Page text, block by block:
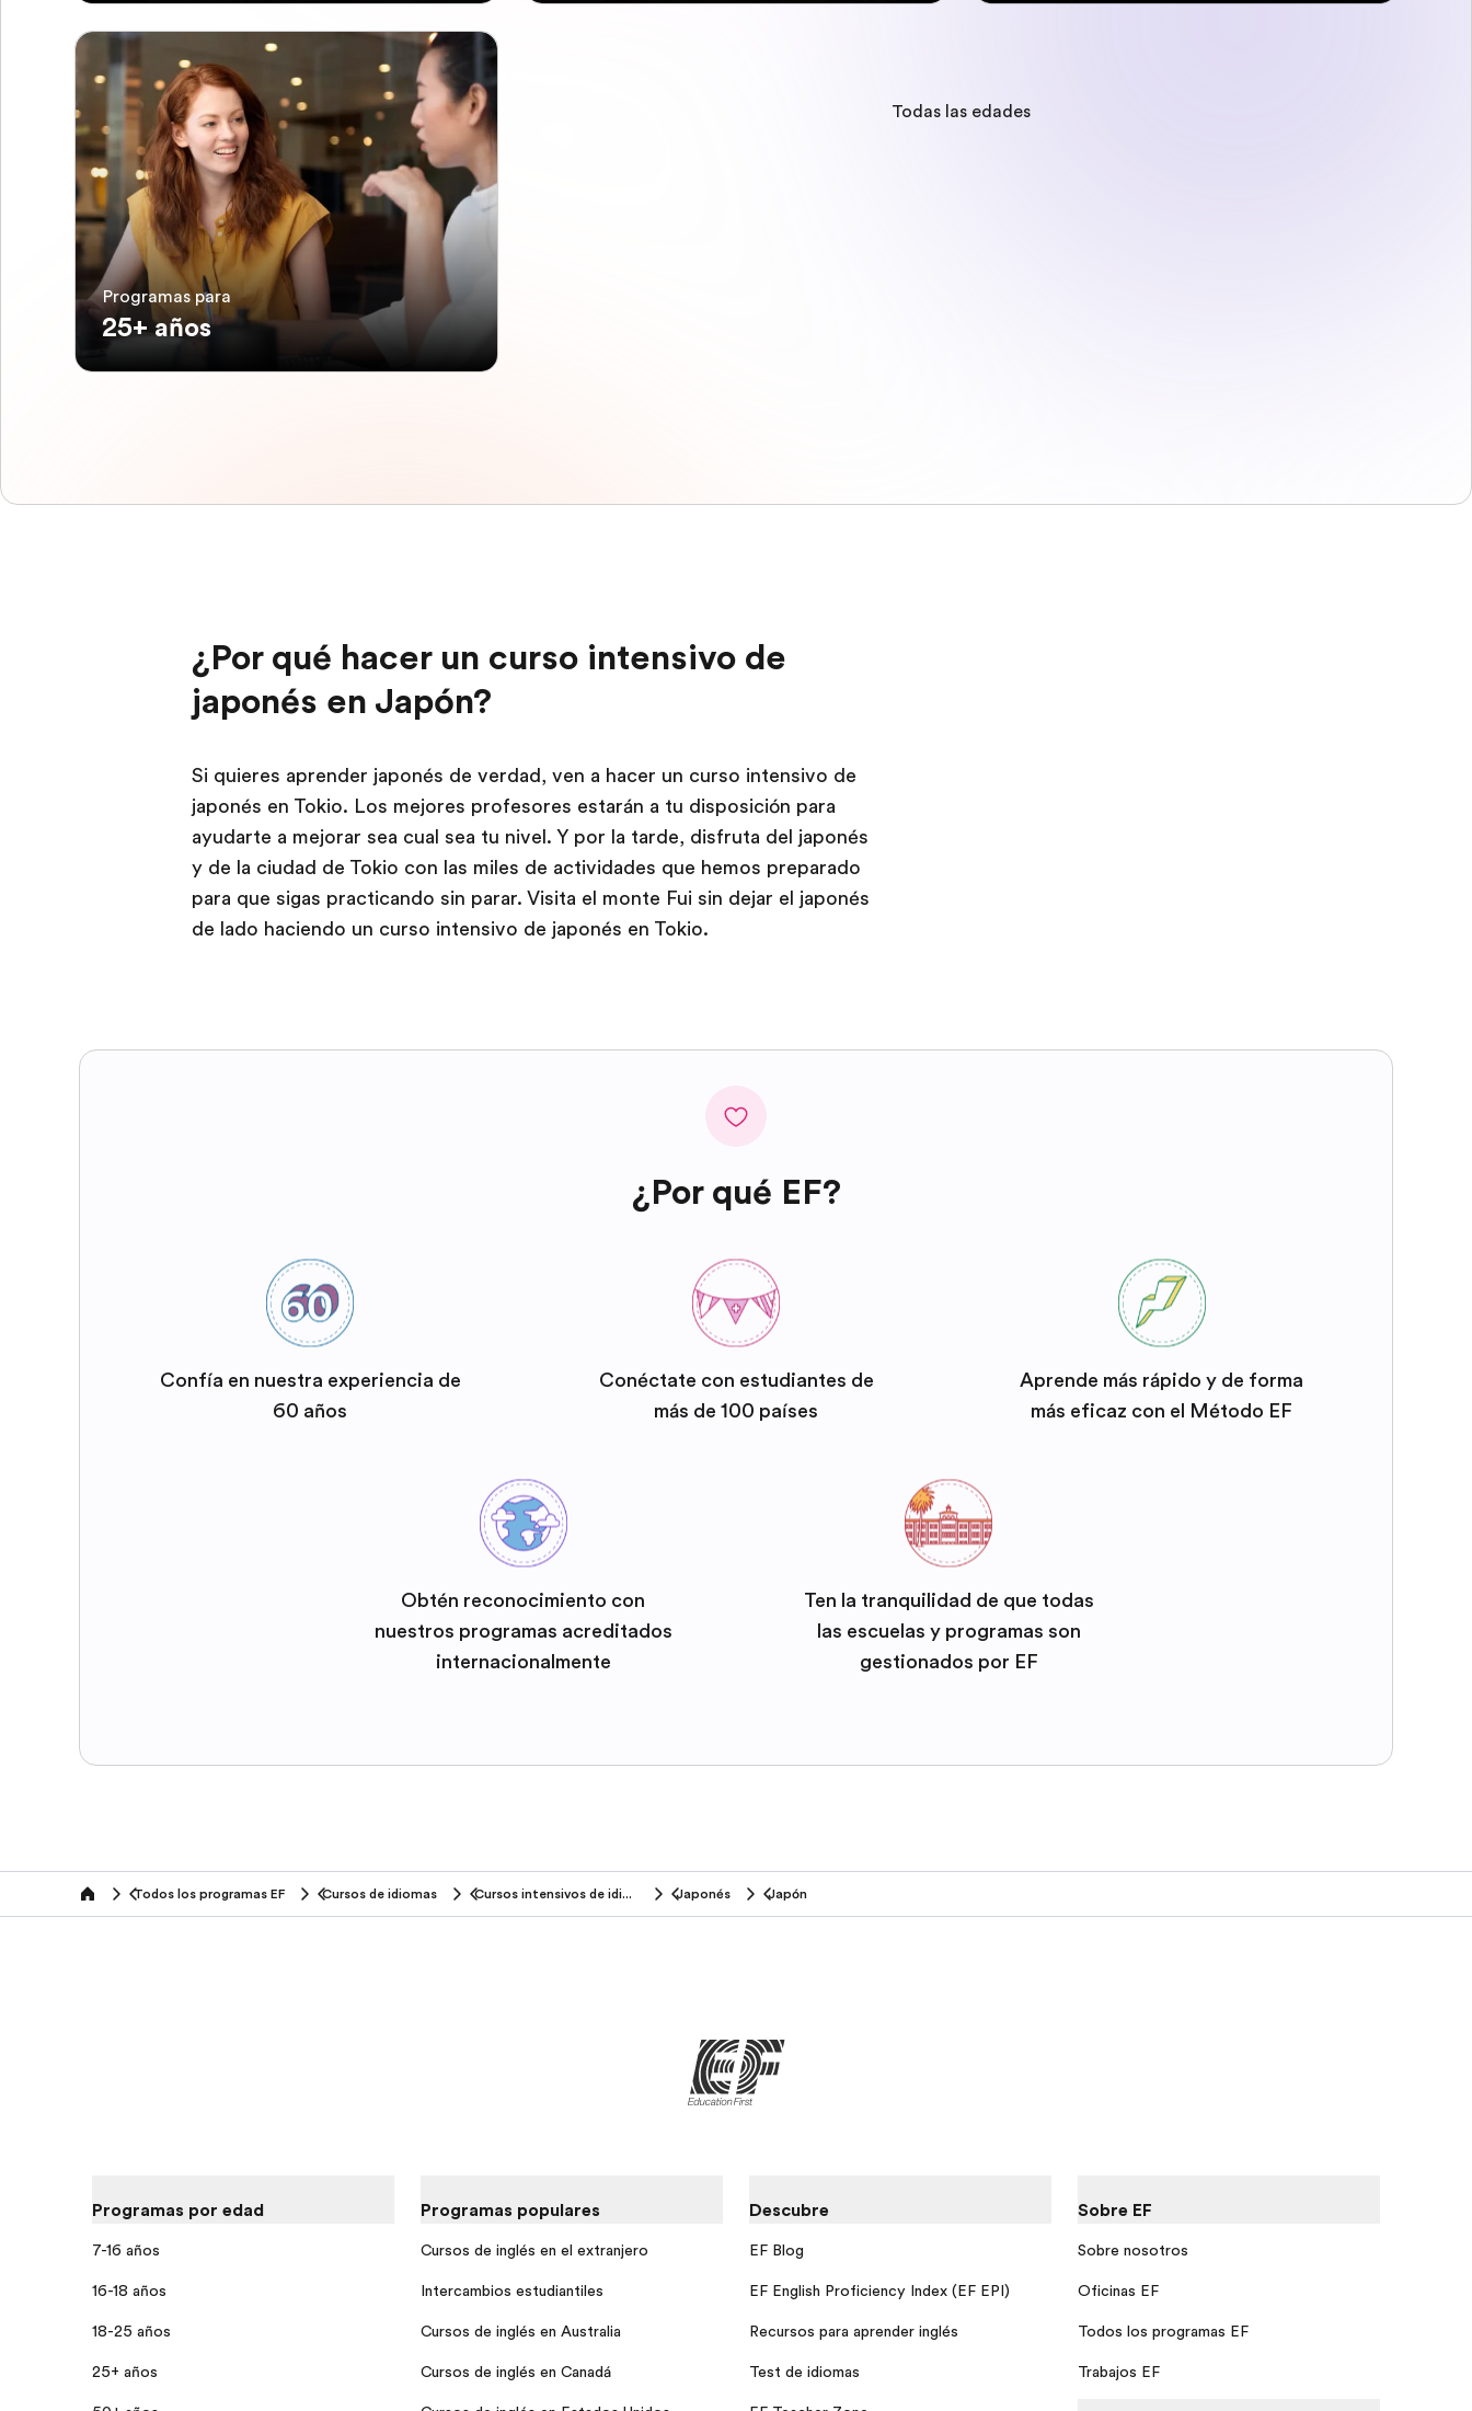
Programas para
25+ años
Todas las edades
¿Por qué hacer un curso intensivo de
japonés en Japón?
Si quieres aprender japonés de verdad, ven a hacer un curso intensivo de
japonés en Tokio. Los mejores profesores estarán a tu disposición para
ayudarte a mejorar sea cual sea tu nivel. Y por la tarde, disfruta del japonés
y de la ciudad de Tokio con las miles de actividades que hemos preparado
para que sigas practicando sin parar. Visita el monte Fui sin dejar el japonés
de lado haciendo un curso intensivo de japonés en Tokio.
¿Por qué EF?
Confía en nuestra experiencia de
60 años
Conéctate con estudiantes de
más de 100 países
Aprende más rápido y de forma
más eficaz con el Método EF
Obtén reconocimiento con
nuestros programas acreditados
internacionalmente
Ten la tranquilidad de que todas
las escuelas y programas son
gestionados por EF
home Todos los programas EF Cursos de idiomas Cursos intensivos de idiomas Japonés Japón
Programas por edad
7-16 años
16-18 años
18-25 años
25+ años
Programas populares
Cursos de inglés en el extranjero
Intercambios estudiantiles
Cursos de inglés en Australia
Cursos de inglés en Canadá
Descubre
EF Blog
EF English Proficiency Index (EF EPI)
Recursos para aprender inglés
Test de idiomas
Sobre EF
Sobre nosotros
Oficinas EF
Todos los programas EF
Trabajos EF